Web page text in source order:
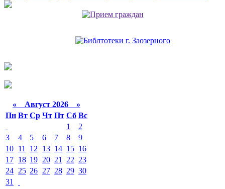
« Август 2026 »
Пн Вт Ср Чт Пт Сб Вс
1
2
3
4 5 6 7 8
9
10 11 12 13 14 15 16
17 18 19 20 21 22 23
24 25 26 27 28 29 30
31